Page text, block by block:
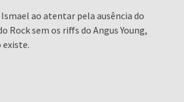
ao atentar pela ausência do
Rock sem os riffs do Angus Young,